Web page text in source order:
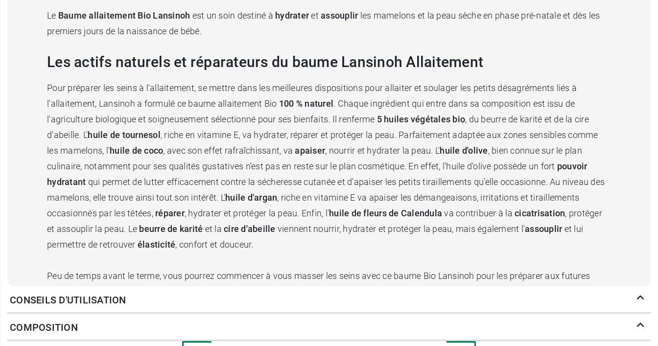
Le Baume allaitement Bio Lansinoh est un soin destiné à hydrateret assouplir les mamelons et la peau sèche en phase pré-natale et dès les
premiers jours de la naissance de bébé.
Les actifs naturels et réparateurs du baume Lansinoh Allaitement
Pour préparer les seins à l'allaitement, se mettre dans les meilleures dispositions pour allaiter et soulager les petits désagréments liés à
l'allaitement, Lansinoh a formulé ce baume allaitement Bio 100 % naturel. Chaque ingrédient qui entre dans sa composition est issu de
l'agriculture biologique et soigneusement sélectionné pour ses bienfaits. Il renferme 5 huiles végétales bio, du beurre de karité et de la cire
d'abeille. L'huile de tournesol, riche en vitamine E, va hydrater, réparer et protéger la peau. Parfaitement adaptée aux zones sensibles comme
les mamelons, l'huile de coco, avec son effet rafraîchissant, vaapaiser, nourrir et hydrater la peau. L'huile d'olive, bien connue sur le plan
culinaire, notamment pour ses qualités gustatives n'est pas en reste sur le plan cosmétique. En effet, l'huile d'olive possède un fort pouvoir
hydratant qui permet de lutter efficacement contre la sécheresse cutanée et d'apaiser les petits tiraillements qu'elle occasionne. Au niveau des
mamelons, elle trouve ainsi tout son intérêt. L'huile d'argan, riche en vitamine E va apaiser les démangeaisons, irritations et tiraillements
occasionnés par les tétées, réparer, hydrater et protéger la peau. Enfin, l'huile de fleurs de Calendula va contribuer à la cicatrisation, protéger
et assouplir la peau. Le beurre de karité et la cire d'abeille viennent nourrir, hydrater et protéger la peau, mais également l'assouplir et lui
permettre de retrouver élasticité, confort et douceur.
Peu de temps avant le terme, vous pourrez commencer à vous masser les seins avec ce baume Bio Lansinoh pour les préparer aux futures
cutanée occasionnée par les tétés, et viendra réparer et assouplir vos mamelons, pour un plus grand confort partagé et une tétée en toute
sérénité.
CONSEILS D'UTILISATION
COMPOSITION